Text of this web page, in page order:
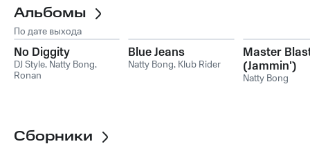
Альбомы
По дате выхода
No Diggity
DJ Style, Natty Bong,
Ronan
Blue Jeans
Natty Bong, Klub Rider
Master
(Jammin')
Natty Bong
Сборники